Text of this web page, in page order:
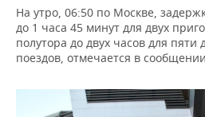
ВОДНЫЕ ВИДЫ СПОРТА
ХОККЕЙ С МЯЧОМ
ОБРАЗОВАНИЕ
ПРОИСШЕСТВИЯ
На утро, 06:50 по Москве,
до 1 часа 45 минут для двух
полутора до двух часов для пяти
поездов, отмечается в